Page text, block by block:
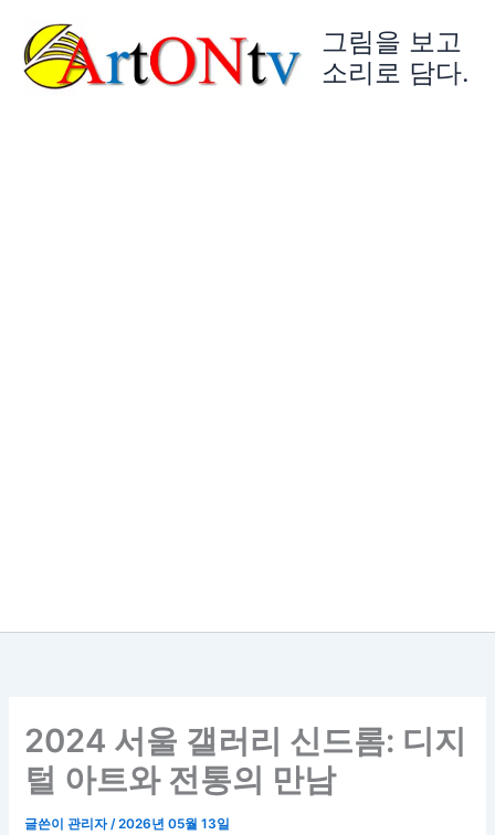
그림을 보고
소리로 담다.
2024 서울 갤러리 신드롬: 디지
털 아트와 전통의 만남
글쓴이관리자/2026년 05월 13일